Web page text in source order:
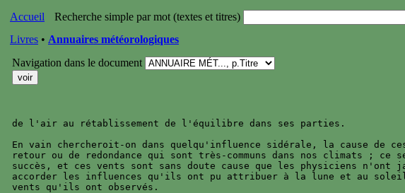
Accueil
Recherche simple par mot (textes et titres)
Livres • Annuaires météorologiques
Navigation dans le document
de l'air au rétablissement de l'équilibre dans ses parties.
En vain chercheroit-on dans quelqu'influence sidérale, la cause de
retour ou de redondance qui sont très-communs dans nos climats ; ce
succès, et ces vents sont sans doute cause que les physiciens n'ont
accorder les influences qu'ils ont pu attribuer à la lune et au
vents qu'ils ont observés.